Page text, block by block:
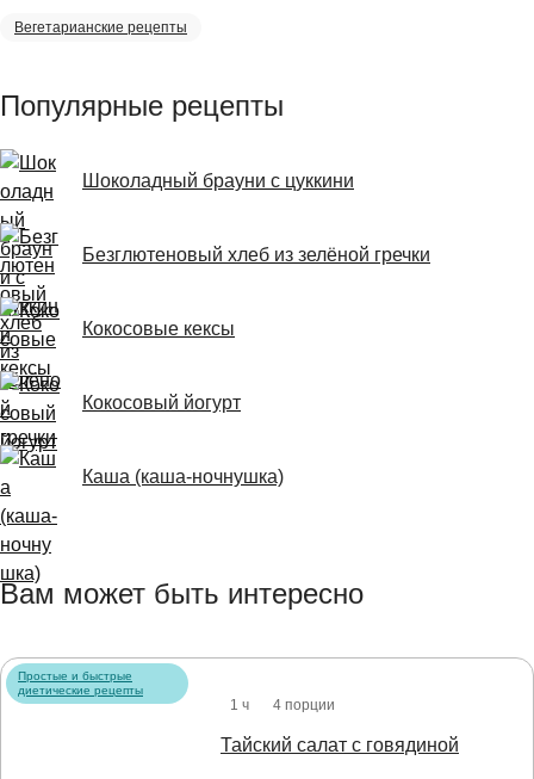
Вегетарианские рецепты
Популярные рецепты
Шоколадный брауни с цуккини
Безглютеновый хлеб из зелёной гречки
Кокосовые кексы
Кокосовый йогурт
Каша (каша-ночнушка)
Вам может быть интересно
Простые и быстрые
диетические рецепты
1 ч 4 порции
Тайский салат с говядиной